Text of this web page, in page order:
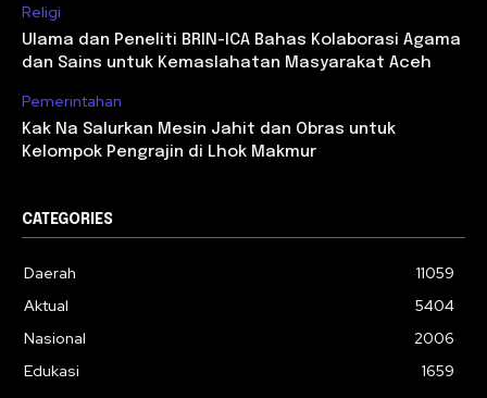
Religi
Ulama dan Peneliti BRIN-ICA Bahas Kolaborasi Agama
dan Sains untuk Kemaslahatan Masyarakat Aceh
Pemerintahan
Kak Na Salurkan Mesin Jahit dan Obras untuk
Kelompok Pengrajin di Lhok Makmur
CATEGORIES
Daerah
11059
Aktual
5404
Nasional
2006
Edukasi
1659